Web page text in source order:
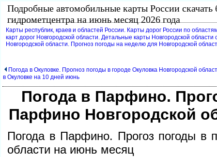
Подробные автомобильные карты России скачать
идрометцентра на июнь месяц 2026 года
Карты республик, краев и областей России. Карты дорог России по
карт дорог Новгородской области. Детальные карты Новгородской области
Новгородской области. Прогноз погоды на неделю для Новгородской
Погода в Окуловке. Прогноз погоды в городе Окуловка Новгородской
Окуловке на 10 дней июнь
Погода в Парфино.
Парфино Новгородской
Погода в Парфино. Прогоз погоды в
области на июнь месяц